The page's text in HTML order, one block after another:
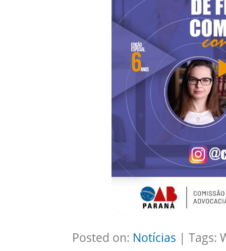
Posted on: Notícias | Tags: